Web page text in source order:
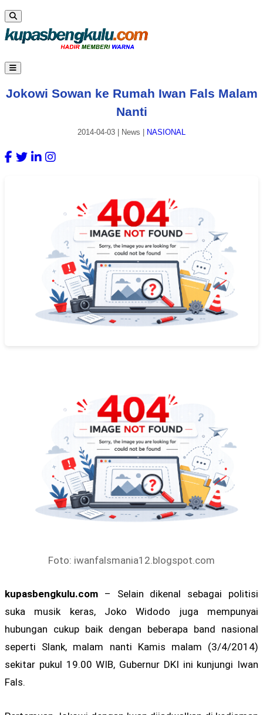
Jokowi Sowan ke Rumah Iwan Fals Malam
Nanti
2014-04-03 News NASIONAL
Foto: iwanfalsmania12.blogspot.com
kupasbengkulu.com – Selain dikenal sebagai politisi
suka musik keras, Joko Widodo juga mempunyai
hubungan cukup baik dengan beberapa band nasional
seperti Slank, malam nanti Kamis malam (3/4/2014)
sekitar pukul 19.00 WIB, Gubernur DKI ini kunjungi Iwan
Fals.